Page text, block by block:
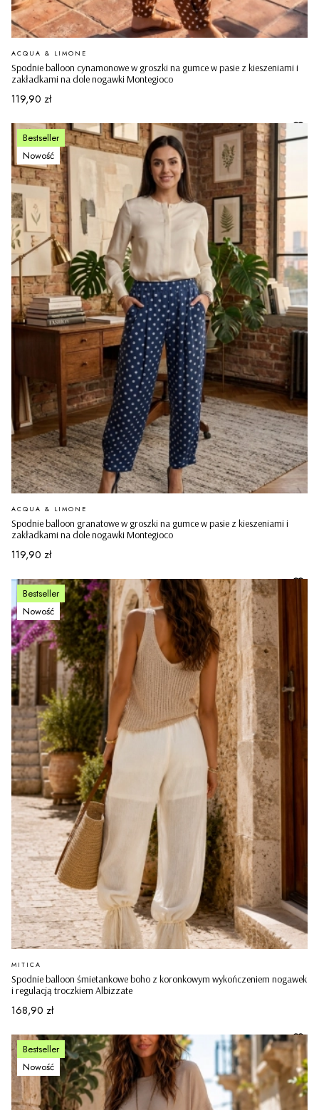
Spodnie balloon cynamonowe w groszki na gumce w pasie z kieszeniami i
zakładkami na dole nogawki Montegioco
PRODUCENT
ACQUA & LIMONE
Cena
119,90 zł
Bestseller
Nowość
Spodnie balloon granatowe w groszki na gumce w pasie z kieszeniami i
zakładkami na dole nogawki Montegioco
PRODUCENT
ACQUA & LIMONE
Cena
119,90 zł
Bestseller
Nowość
Spodnie balloon śmietankowe boho z koronkowym wykończeniem nogawek
i regulacją troczkiem Albizzate
PRODUCENT
MITICA
Cena
168,90 zł
Bestseller
Nowość